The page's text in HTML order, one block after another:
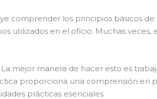
comprender los principios básicos
utilizados en el oficio. Muchas veces,
La mejor manera de hacer esto es
proporciona una comprensión en
prácticas esenciales.